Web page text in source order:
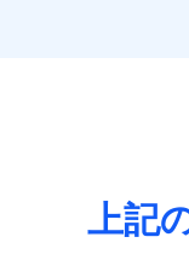
上記